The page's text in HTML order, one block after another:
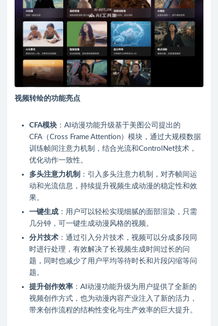
视频转绘的功能亮点
CFA模块 ：AI动漫功能升级基于美图公司提出的
CFA（Cross Frame Attention）模块，通过大规模数据
训练帧间注意力机制，结合光流和ControlNet技术，
优化动作一致性。
多头注意力机制 ：引入多头注意力机制，对齐帧间运
动和光流信息，持续提升视频生成动漫的稳定性和效
果。
一键生成 ：用户可以轻松实现细腻的面部渲染，只需
几分钟，可一键生成动漫风格的视频。
分片技术 ：通过引入分片技术，视频可以分成多段同
时进行处理，有效解决了长视频生成时间过长的问
题，同时也减少了用户平均等待时长和片段闪缩等问
题。
提升创作效率 ：AI动漫功能升级为用户提供了全新的
视频创作方式，也为动漫内容产业注入了新的活力，
带来创作流程的结构性变化与生产效率的巨大提升。